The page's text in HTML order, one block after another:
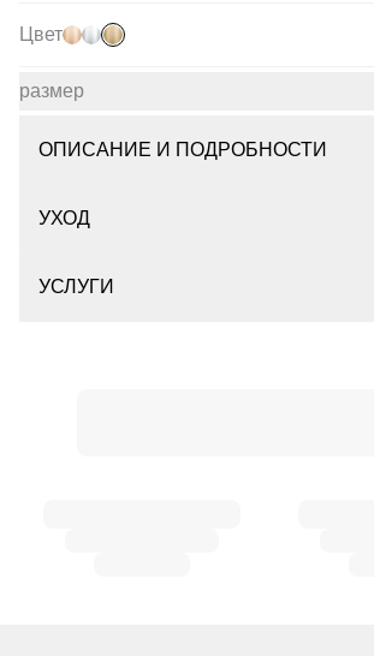
Цвет
размер
ОПИСАНИЕ И ПОДРОБНОСТИ
УХОД
УСЛУГИ